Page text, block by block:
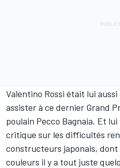
Valentino Rossi était lui aussi
assister à ce dernier Grand
poulain Pecco Bagnaia. Et
critique sur les difficultés
constructeurs japonais,
couleurs il y a tout juste